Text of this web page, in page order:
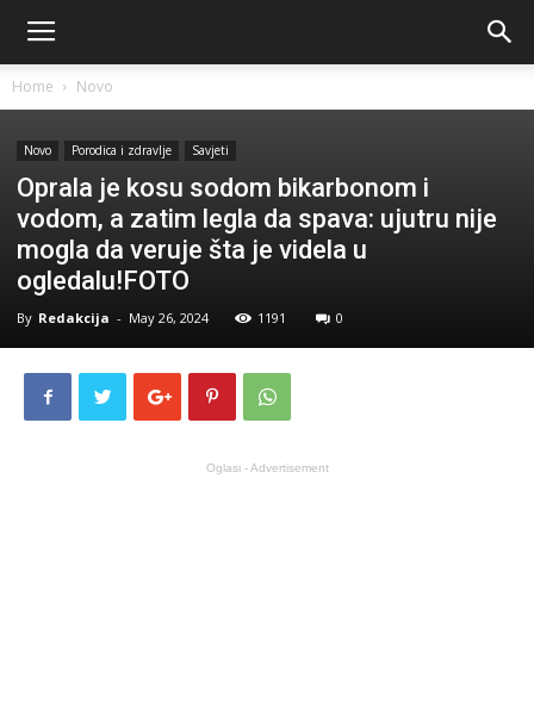
Home Novo
Novo Porodica i zdravlje Savjeti
Oprala je kosu sodom bikarbonom i
vodom, a zatim legla da spava: ujutru nije
mogla da veruje šta je videla u
ogledalu!FOTO
By Redakcija - May 26, 2024 1191 0
Oglasi - Advertisement